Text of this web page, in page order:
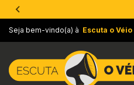
Seja bem-vindo(a) à Escuta o Véio